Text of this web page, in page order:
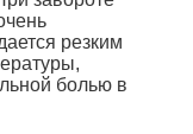
резким
болью в